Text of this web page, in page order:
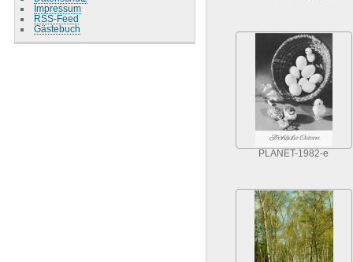
Impressum
RSS-Feed
Gästebuch
PLANET-1982-e